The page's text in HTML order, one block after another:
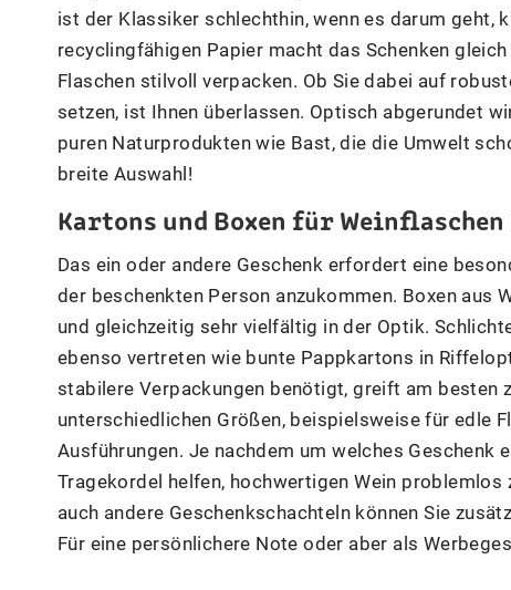
ist der Klassiker schlechthin, wenn es darum geht,
recyclingfähigen Papier macht das Schenken
Flaschen stilvoll verpacken. Ob Sie dabei auf
setzen, ist Ihnen überlassen. Optisch abgerundet
puren Naturprodukten wie Bast, die die Umwelt
breite Auswahl!
Kartons und Boxen für
Das ein oder andere Geschenk erfordert eine
der beschenkten Person anzukommen. Boxen aus
und gleichzeitig sehr vielfältig in der Optik.
ebenso vertreten wie bunte Pappkartons in
stabilere Verpackungen benötigt, greift am besten
unterschiedlichen Größen, beispielsweise für edle
Ausführungen. Je nachdem um welches
Tragekordel helfen, hochwertigen Wein
auch andere Geschenkschachteln können Sie
Für eine persönlichere Note oder aber als